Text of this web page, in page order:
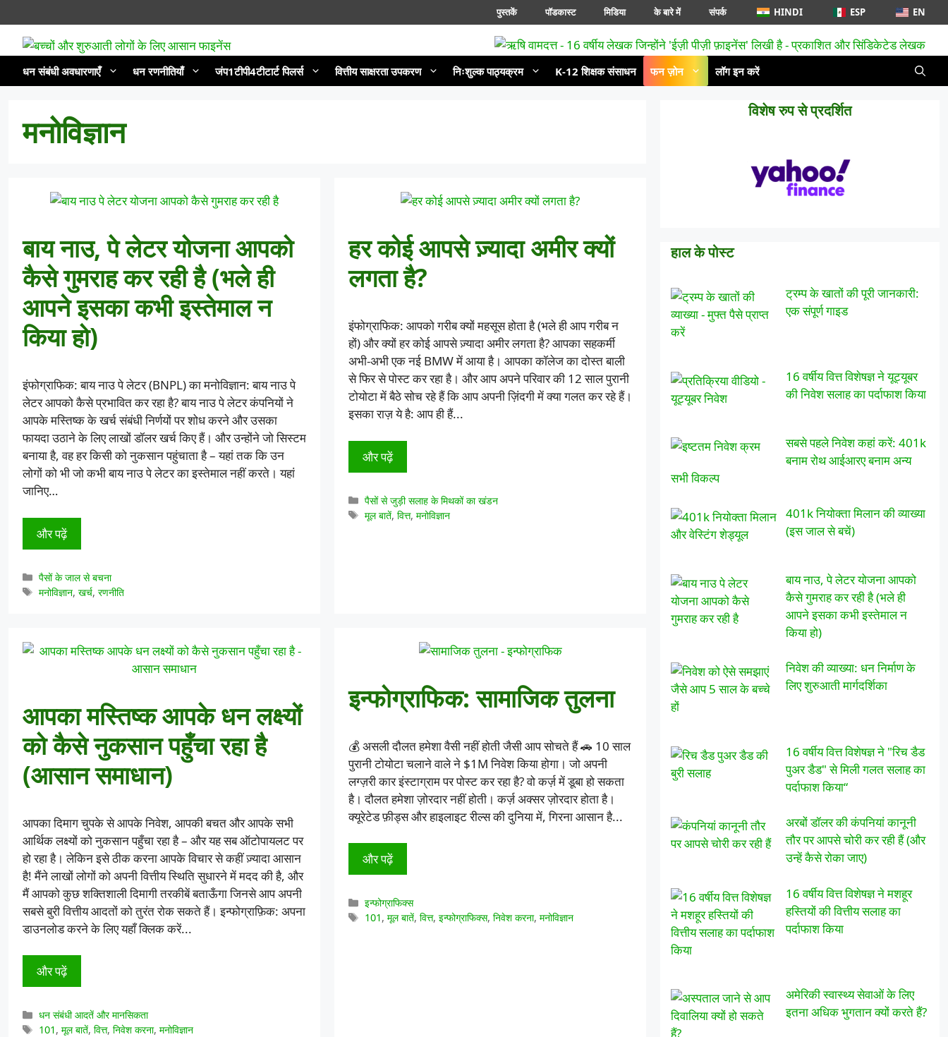
पर
पुस्तकें पॉडकास्ट मिडिया के बारे में संपर्क HINDI ESP EN
धन संबंधी अवधारणाएँ धन रणनीतियाँ जंप1टीपी4टीटार्ट पिलर्स वित्तीय साक्षरता उपकरण निःशुल्क पाठ्यक्रम K-12 शिक्षक संसाधन फन ज़ोन लॉग इन करें
मनोविज्ञान
बाय नाउ, पे लेटर योजना आपको
कैसे गुमराह कर रही है (भले ही
आपने इसका कभी इस्तेमाल न
किया हो)
इंफोग्राफिक: बाय नाउ पे लेटर (BNPL) का मनोविज्ञान: बाय नाउ पे
लेटर आपको कैसे प्रभावित कर रहा है? बाय नाउ पे लेटर कंपनियों ने
आपके मस्तिष्क के खर्च संबंधी निर्णयों पर शोध करने और उसका
फायदा उठाने के लिए लाखों डॉलर खर्च किए हैं। और उन्होंने जो सिस्टम
बनाया है, वह हर किसी को नुकसान पहुंचाता है – यहां तक कि उन
लोगों को भी जो कभी बाय नाउ पे लेटर का इस्तेमाल नहीं करते। यहां
जानिए…
और पढ़ें
श्रेणियाँ
पैसों के जाल से बचना
टैग
मनोविज्ञान,खर्च,रणनीति
हर कोई आपसे ज़्यादा अमीर क्यों
लगता है?
इंफोग्राफिक: आपको गरीब क्यों महसूस होता है (भले ही आप गरीब न
हों) और क्यों हर कोई आपसे ज़्यादा अमीर लगता है? आपका सहकर्मी
अभी-अभी एक नई BMW में आया है। आपका कॉलेज का दोस्त बाली
से फिर से पोस्ट कर रहा है। और आप अपने परिवार की 12 साल पुरानी
टोयोटा में बैठे सोच रहे हैं कि आप अपनी ज़िंदगी में क्या गलत कर रहे हैं।
इसका राज़ ये है: आप ही हैं...
और पढ़ें
श्रेणियाँ
पैसों से जुड़ी सलाह के मिथकों का खंडन
टैग
मूल बातें,वित्त,मनोविज्ञान
आपका मस्तिष्क आपके धन लक्ष्यों
को कैसे नुकसान पहुँचा रहा है
(आसान समाधान)
आपका दिमाग चुपके से आपके निवेश, आपकी बचत और आपके सभी
आर्थिक लक्ष्यों को नुकसान पहुँचा रहा है – और यह सब ऑटोपायलट पर
हो रहा है। लेकिन इसे ठीक करना आपके विचार से कहीं ज़्यादा आसान
है! मैंने लाखों लोगों को अपनी वित्तीय स्थिति सुधारने में मदद की है, और
मैं आपको कुछ शक्तिशाली दिमागी तरकीबें बताऊँगा जिनसे आप अपनी
सबसे बुरी वित्तीय आदतों को तुरंत रोक सकते हैं। इन्फोग्राफ़िक: अपना
डाउनलोड करने के लिए यहाँ क्लिक करें...
और पढ़ें
श्रेणियाँ
धन संबंधी आदतें और मानसिकता
टैग
101,मूल बातें,वित्त,निवेश करना,मनोविज्ञान
इन्फोग्राफिक: सामाजिक तुलना
💰 असली दौलत हमेशा वैसी नहीं होती जैसी आप सोचते हैं 🚗 10 साल
पुरानी टोयोटा चलाने वाले ने $1M निवेश किया होगा। जो अपनी
लग्ज़री कार इंस्टाग्राम पर पोस्ट कर रहा है? वो कर्ज़ में डूबा हो सकता
है। दौलत हमेशा ज़ोरदार नहीं होती। कर्ज़ अक्सर ज़ोरदार होता है।
क्यूरेटेड फ़ीड्स और हाइलाइट रील्स की दुनिया में, गिरना आसान है...
और पढ़ें
श्रेणियाँ
इन्फोग्राफिक्स
टैग
101,मूल बातें,वित्त,इन्फोग्राफिक्स,निवेश करना,मनोविज्ञान
विशेष रुप से प्रदर्शित
हाल के पोस्ट
ट्रम्प के खातों की पूरी जानकारी:
एक संपूर्ण गाइड
16 वर्षीय वित्त विशेषज्ञ ने यूट्यूबर
की निवेश सलाह का पर्दाफाश किया
सबसे पहले निवेश कहां करें: 401k
बनाम रोथ आईआरए बनाम अन्य
सभी विकल्प
401k नियोक्ता मिलान की व्याख्या
(इस जाल से बचें)
बाय नाउ, पे लेटर योजना आपको
कैसे गुमराह कर रही है (भले ही
आपने इसका कभी इस्तेमाल न
किया हो)
निवेश की व्याख्या: धन निर्माण के
लिए शुरुआती मार्गदर्शिका
16 वर्षीय वित्त विशेषज्ञ ने "रिच डैड
पुअर डैड" से मिली गलत सलाह का
पर्दाफाश किया“
अरबों डॉलर की कंपनियां कानूनी
तौर पर आपसे चोरी कर रही हैं (और
उन्हें कैसे रोका जाए)
16 वर्षीय वित्त विशेषज्ञ ने मशहूर
हस्तियों की वित्तीय सलाह का
पर्दाफाश किया
अमेरिकी स्वास्थ्य सेवाओं के लिए
इतना अधिक भुगतान क्यों करते हैं?